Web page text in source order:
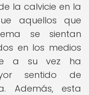
la calvicie en la
aquellos que
se sientan
en los medios
a su vez ha
sentido de
Además, esta